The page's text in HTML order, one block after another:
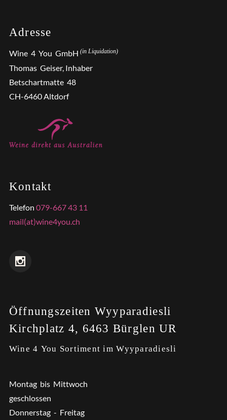
Adresse
Wine 4 You GmbH (in Liquidation)
Thomas Geiser, Inhaber
Betschartmatte 48
CH-6460 Altdorf
Kontakt
Telefon 079-667 43 11
mail(at)wine4you.ch
Öffnungszeiten Wyyparadiesli
Kirchplatz 4, 6463 Bürglen UR
Wine 4 You Sortiment im Wyyparadiesli
Montag bis Mittwoch
geschlossen
Donnerstag - Freitag